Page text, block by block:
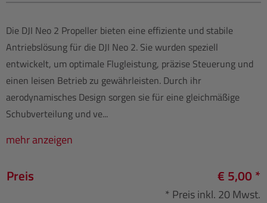
Die DJI Neo 2 Propeller bieten eine effiziente und stabile
Antriebslösung für die DJI Neo 2. Sie wurden speziell
entwickelt, um optimale Flugleistung, präzise Steuerung und
einen leisen Betrieb zu gewährleisten. Durch ihr
aerodynamisches Design sorgen sie für eine gleichmäßige
Schubverteilung und ve...
mehr anzeigen
Preis € 5,00 *
* Preis inkl. 20 Mwst.